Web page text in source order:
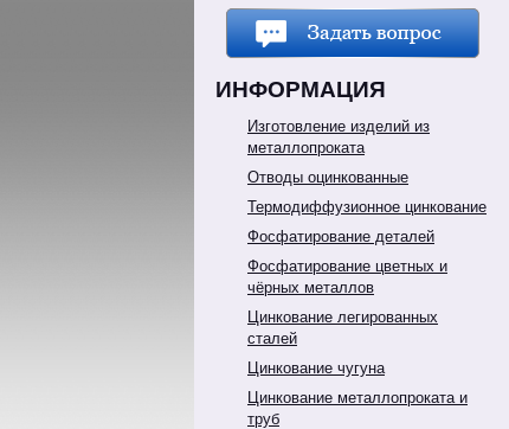
ИНФОРМАЦИЯ
Изготовление изделий из
металлопроката
Отводы оцинкованные
Термодиффузионное цинкование
Фосфатирование деталей
Фосфатирование цветных и
чёрных металлов
Цинкование легированных
сталей
Цинкование чугуна
Цинкование металлопроката и
труб